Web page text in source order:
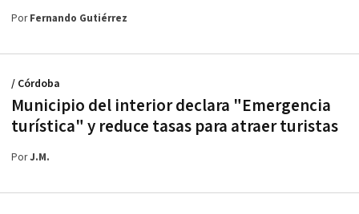
PorFernando Gutiérrez
Municipio del interior declara "Emergencia
turística" y reduce tasas para atraer turistas
/ Córdoba
PorJ.M.